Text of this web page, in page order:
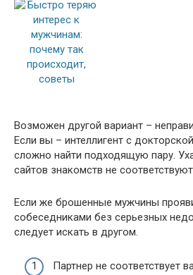
Возможен другой вариант –
Если вы – интеллигент с
сложно найти подходящую пару.
сайтов знакомств не
Если же брошенные мужчины
собеседниками без серьезных
следует искать в другом.
Партнер не соответствует